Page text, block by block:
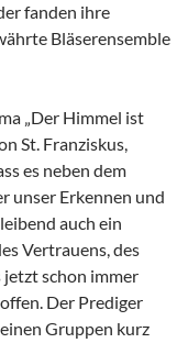
fanden ihre
Bläserensemble
„Der Himmel ist
St. Franziskus,
es neben dem
unser Erkennen und
auch ein
Vertrauens, des
jetzt schon immer
Der Prediger
Gruppen kurz